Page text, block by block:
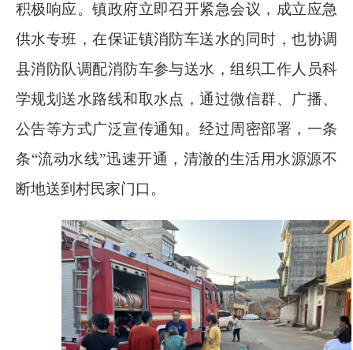
积极响应。镇政府立即召开紧急会议，成立应急
供水专班，在保证镇消防车送水的同时，也协调
县消防队调配消防车参与送水，组织工作人员科
学规划送水路线和取水点，通过微信群、广播、
公告等方式广泛宣传通知。经过周密部署，一条
条“流动水线”迅速开通，清澈的生活用水源源不
断地送到村民家门口。